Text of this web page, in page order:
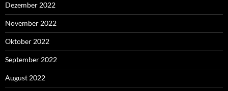
Dezember 2022
November 2022
Oktober 2022
September 2022
August 2022